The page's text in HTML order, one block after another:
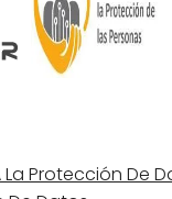
Protección De